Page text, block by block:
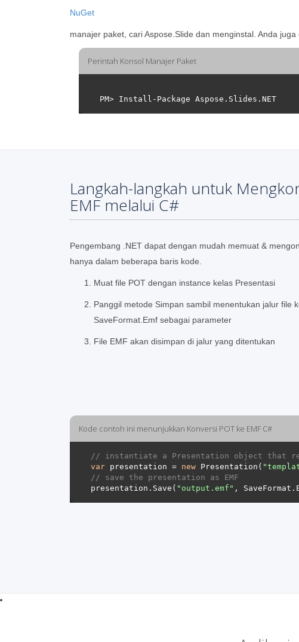
NuGet
manajer paket, cari Aspose.Slide dan menginstal. Anda
Perintah Konsol Manajer Paket
Langkah-langkah untuk
EMF melalui C#
Pengembang .NET dapat dengan mudah memuat &
hanya dalam beberapa baris kode.
Muat file POT dengan instance kelas Presentasi
Panggil metode Simpan sambil menentukan jalur file
SaveFormat.Emf sebagai parameter
File EMF akan disimpan di jalur yang ditentukan
Kode contoh ini menunjukkan Konversi POT ke EMF C#
// instantiate a Presentation object that
var presentation = new Presentation(
// save the presentation as EMF
presentation.Save( "output.emf"